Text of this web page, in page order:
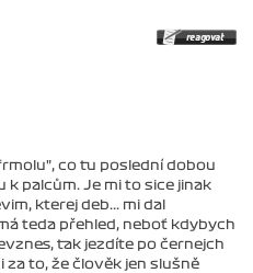
co tu poslední dobou
palcům. Je mi to sice jinak
kterej deb... mi dal
teda přehled, neboť kdybych
tak jezdíte po černejch
za to, že člověk jen slušně